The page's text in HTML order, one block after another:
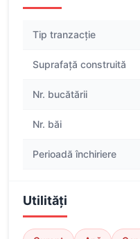
Tip tranzacție
Suprafață construită
Nr. bucătării
Nr. băi
Perioadă închiriere
Utilități